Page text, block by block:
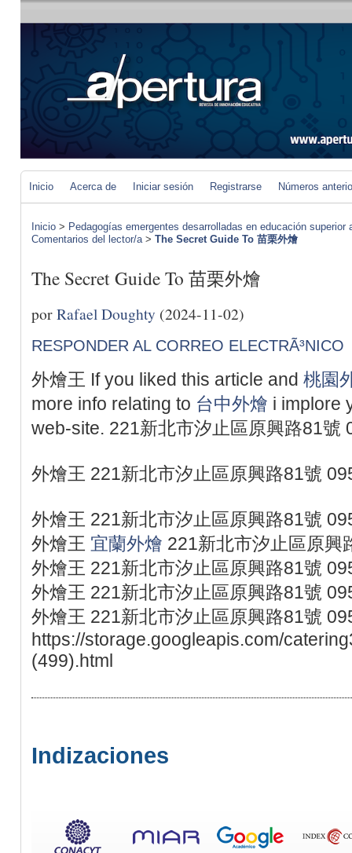
Inicio Acerca de Iniciar sesión Registrarse Números
Inicio > Pedagogías emergentes desarrolladas en educación
Comentarios del lector/a> The Secret Guide To 苗栗外燴
The Secret Guide To 苗栗外燴
porRafael Doughty (2024-11-02)
RESPONDER AL CORREO ELECTRÃ³NICO
外燴王 If you liked this article and 桃園
more info relating to 台中外燴 i implore
web-site. 221新北市汐止區原興路81號
外燴王 221新北市汐止區原興路81號
外燴王 221新北市汐止區原興路81號
外燴王 宜蘭外燴 221新北市汐止區原興
外燴王 221新北市汐止區原興路81號
外燴王 221新北市汐止區原興路81號
外燴王 221新北市汐止區原興路81號
https://storage.googleapis.com/
(499).html
Indizaciones